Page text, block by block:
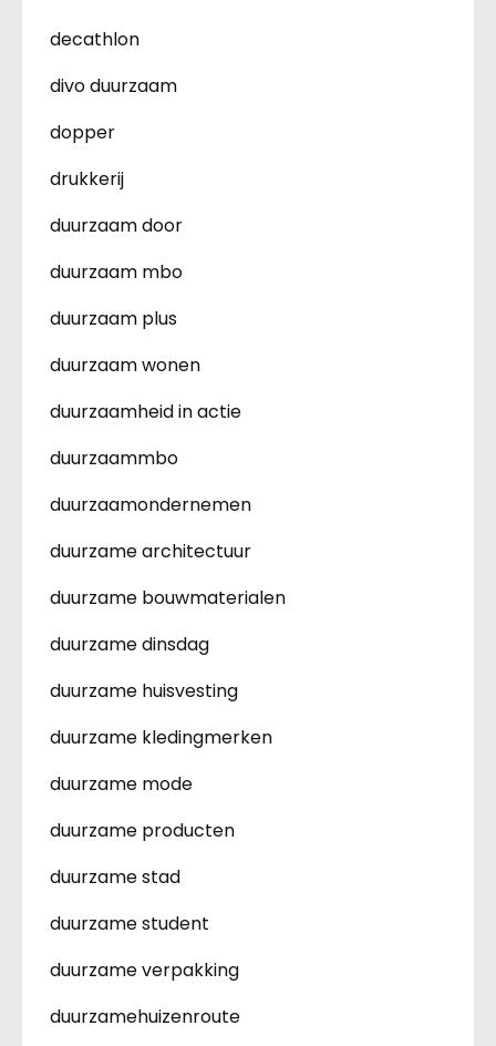
decathlon
divo duurzaam
dopper
drukkerij
duurzaam door
duurzaam mbo
duurzaam plus
duurzaam wonen
duurzaamheid in actie
duurzaammbo
duurzaamondernemen
duurzame architectuur
duurzame bouwmaterialen
duurzame dinsdag
duurzame huisvesting
duurzame kledingmerken
duurzame mode
duurzame producten
duurzame stad
duurzame student
duurzame verpakking
duurzamehuizenroute